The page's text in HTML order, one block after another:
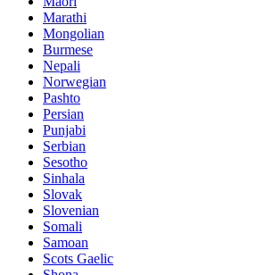
Marathi
Mongolian
Burmese
Nepali
Norwegian
Pashto
Persian
Punjabi
Serbian
Sesotho
Sinhala
Slovak
Slovenian
Somali
Samoan
Scots Gaelic